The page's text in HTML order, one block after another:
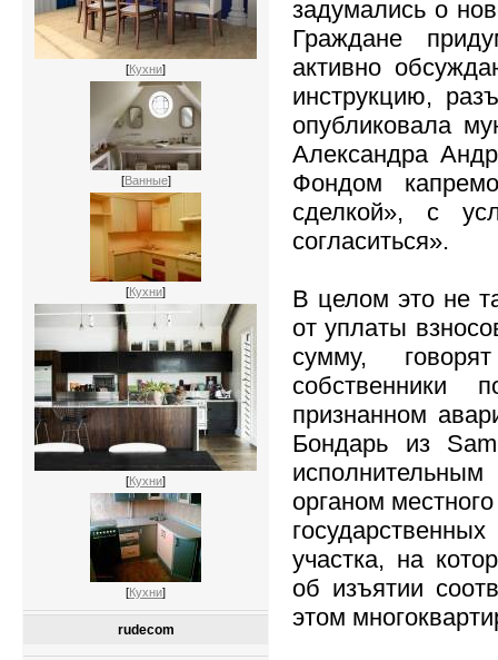
[Кухни]
[Ванные]
[Кухни]
[Кухни]
[Кухни]
rudecom
задумались о
Граждане
активно
инструкцию,
опубликовала
Александра
Фондом
сделкой», с
согласиться».
В целом это не
от уплаты
сумму,
собственники
признанном
Бондарь из
органом
участка, на
об изъятии
этом